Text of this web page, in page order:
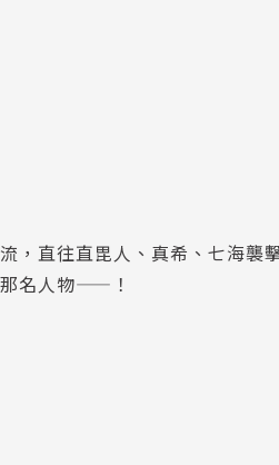
直往直毘人、真希、七海襲
名人物——！